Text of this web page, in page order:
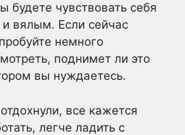
будете чувствовать себя
вялым. Если сейчас
немного
поднимет ли это
вы нуждаетесь.
все кажется
легче ладить с